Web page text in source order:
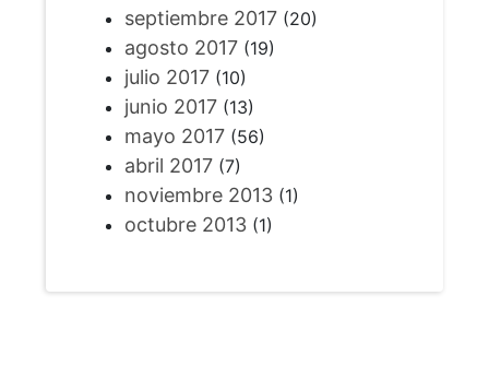
septiembre 2017(20)
agosto 2017(19)
julio 2017(10)
junio 2017(13)
mayo 2017(56)
abril 2017(7)
noviembre 2013(1)
octubre 2013(1)